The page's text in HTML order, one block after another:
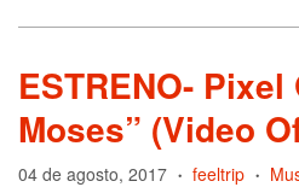
ESTRENO-
Moses” (Video
04 de agosto, 2017 • feeltrip •